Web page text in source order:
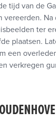
tijd van de
vereerden. Na
ter
plaatsen.
een
verkregen